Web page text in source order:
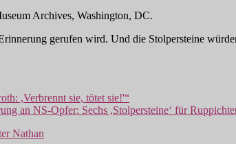
Archives, Washington, DC.
gerufen wird. Und die Stolpersteine
,Verbrennt sie, tötet sie!'“
an NS-Opfer: Sechs ,Stolpersteine‘ für
Nathan